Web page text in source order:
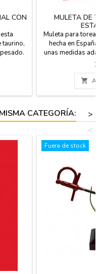
CON
taurino,
cm x
de
salón,
MULETA DE
Muleta para torear
hecha en España
unas medidas
(modelo junior).
124 cm x 74
estaquillador, y
ayuda de
APELLIDO O

CATEGORÍA:
>
<
Fuera de stock